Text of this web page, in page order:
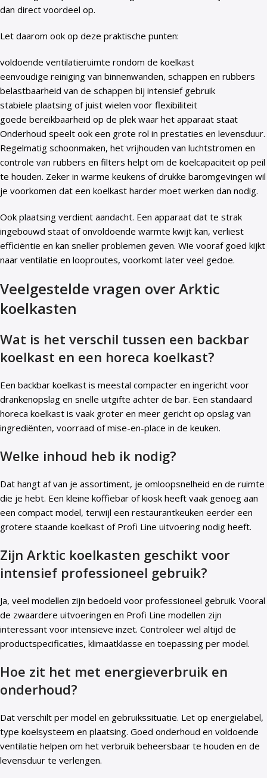
dan direct voordeel op.
Let daarom ook op deze praktische punten:
voldoende ventilatieruimte rondom de koelkast
eenvoudige reiniging van binnenwanden, schappen en rubbers
belastbaarheid van de schappen bij intensief gebruik
stabiele plaatsing of juist wielen voor flexibiliteit
goede bereikbaarheid op de plek waar het apparaat staat
Onderhoud speelt ook een grote rol in prestaties en levensduur.
Regelmatig schoonmaken, het vrijhouden van luchtstromen en
controle van rubbers en filters helpt om de koelcapaciteit op peil
te houden. Zeker in warme keukens of drukke baromgevingen wil
je voorkomen dat een koelkast harder moet werken dan nodig.
Ook plaatsing verdient aandacht. Een apparaat dat te strak
ingebouwd staat of onvoldoende warmte kwijt kan, verliest
efficiëntie en kan sneller problemen geven. Wie vooraf goed kijkt
naar ventilatie en looproutes, voorkomt later veel gedoe.
Veelgestelde vragen over Arktic
koelkasten
Wat is het verschil tussen een backbar
koelkast en een horeca koelkast?
Een backbar koelkast is meestal compacter en ingericht voor
drankenopslag en snelle uitgifte achter de bar. Een standaard
horeca koelkast is vaak groter en meer gericht op opslag van
ingrediënten, voorraad of mise-en-place in de keuken.
Welke inhoud heb ik nodig?
Dat hangt af van je assortiment, je omloopsnelheid en de ruimte
die je hebt. Een kleine koffiebar of kiosk heeft vaak genoeg aan
een compact model, terwijl een restaurantkeuken eerder een
grotere staande koelkast of Profi Line uitvoering nodig heeft.
Zijn Arktic koelkasten geschikt voor
intensief professioneel gebruik?
Ja, veel modellen zijn bedoeld voor professioneel gebruik. Vooral
de zwaardere uitvoeringen en Profi Line modellen zijn
interessant voor intensieve inzet. Controleer wel altijd de
productspecificaties, klimaatklasse en toepassing per model.
Hoe zit het met energieverbruik en
onderhoud?
Dat verschilt per model en gebruikssituatie. Let op energielabel,
type koelsysteem en plaatsing. Goed onderhoud en voldoende
ventilatie helpen om het verbruik beheersbaar te houden en de
levensduur te verlengen.